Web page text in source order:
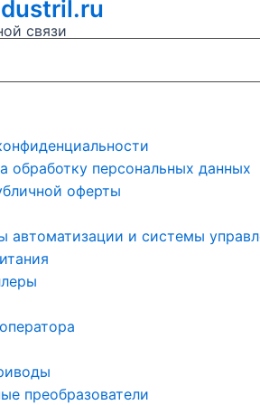
связи
обработку персональных данных
оферты
автоматизации и системы
преобразователи